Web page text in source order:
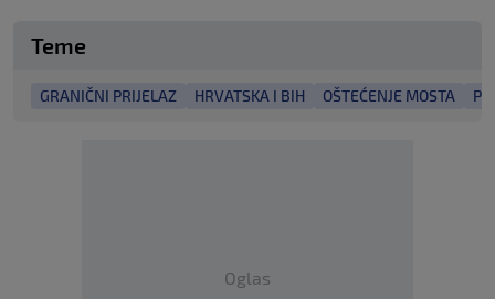
Teme
GRANIČNI PRIJELAZ HRVATSKA I BIH OŠTEĆENJE MOSTA
Oglas